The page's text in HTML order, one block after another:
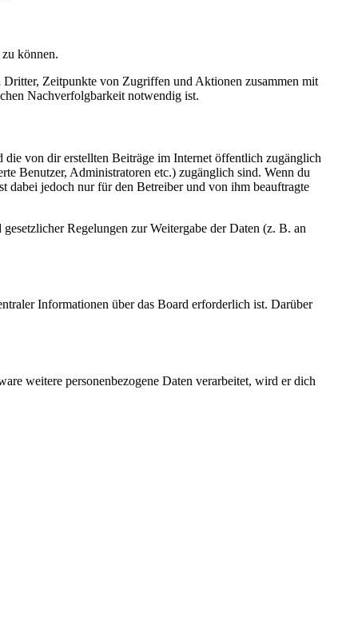
können.
Dritter, Zeitpunkte von Zugriffen und Aktionen zusammen mit
Nachverfolgbarkeit notwendig ist.
die von dir erstellten Beiträge im Internet öffentlich zugänglich
Benutzer, Administratoren etc.) zugänglich sind. Wenn du
dabei jedoch nur für den Betreiber und von ihm beauftragte
Regelungen zur Weitergabe der Daten (z. B. an
Informationen über das Board erforderlich ist. Darüber
weitere personenbezogene Daten verarbeitet, wird er dich